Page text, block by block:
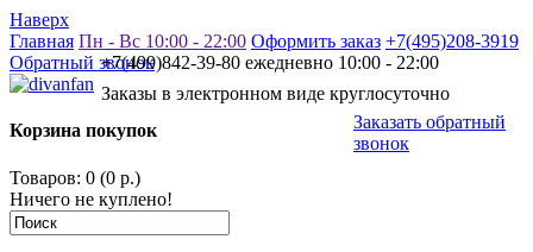
Наверх
Заказать обратный
звонок
+7(499)842-39-80 ежедневно 10:00 - 22:00
Заказы в электронном виде круглосуточно
Главная Пн - Вс 10:00 - 22:00 Оформить заказ +7(495)208-3919
Обратный звонок
Корзина покупок
Товаров: 0 (0 р.)
Ничего не куплено!